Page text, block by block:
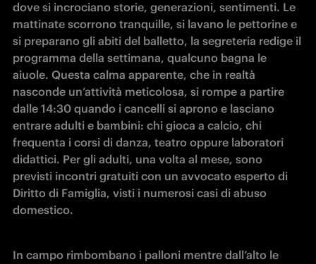
dove si incrociano storie, generazioni, sentimenti. Le
mattinate scorrono tranquille, si lavano le pettorine e
si preparano gli abiti del balletto, la segreteria redige il
programma della settimana, qualcuno bagna le
aiuole. Questa calma apparente, che in realtà
nasconde un’attività meticolosa, si rompe a partire
dalle 14:30 quando i cancelli si aprono e lasciano
entrare adulti e bambini: chi gioca a calcio, chi
frequenta i corsi di danza, teatro oppure laboratori
didattici. Per gli adulti, una volta al mese, sono
previsti incontri gratuiti con un avvocato esperto di
Diritto di Famiglia, visti i numerosi casi di abuso
domestico.
In campo rimbombano i palloni mentre dall’alto le